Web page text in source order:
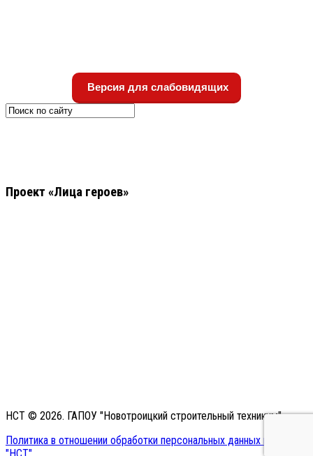
Версия для слабовидящих
Проект «Лица героев»
НСТ © 2026. ГАПОУ "Новотроицкий строительный техникум"
Политика в отношении обработки персональных данных в ГАПОУ